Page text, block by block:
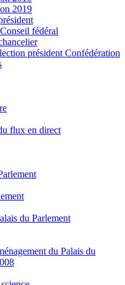
2019
fédéral
président Confédération
flux en direct
du Parlement
du Palais du